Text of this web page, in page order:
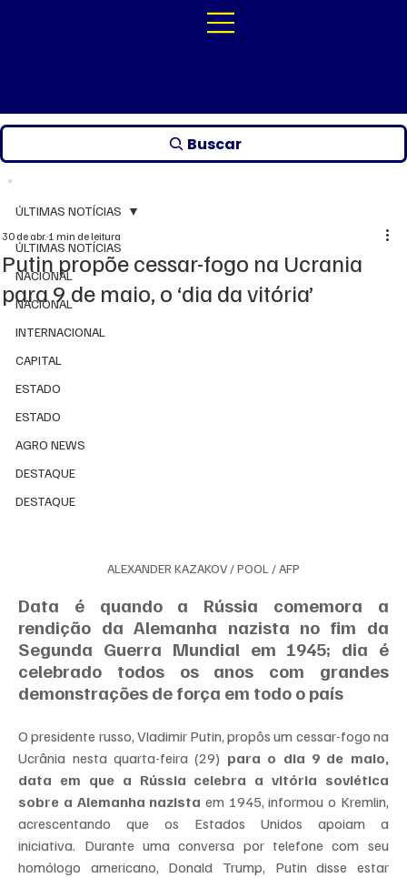
Buscar
ÚLTIMAS NOTÍCIAS
NACIONAL
NACIONAL
INTERNACIONAL
CAPITAL
ESTADO
ESTADO
AGRO NEWS
DESTAQUE
DESTAQUE
ÚLTIMAS NOTÍCIAS
Putin propõe cessar-fogo na Ucrania
para 9 de maio, o ‘dia da vitória’
30 de abr.1 min de leitura
ALEXANDER KAZAKOV / POOL / AFP
Data é quando a Rússia comemora a
rendição da Alemanha nazista no fim da
Segunda Guerra Mundial em 1945; dia é
celebrado todos os anos com grandes
demonstrações de força em todo o país
O presidente russo, Vladimir Putin, propôs um cessar-fogo na
Ucrânia nesta quarta-feira (29) para o dia 9 de maio,
data em que a Rússia celebra a vitória soviética
sobre a Alemanha nazista em 1945, informou o Kremlin,
acrescentando que os Estados Unidos apoiam a
iniciativa. Durante uma conversa por telefone com seu
homólogo americano, Donald Trump, Putin disse estar